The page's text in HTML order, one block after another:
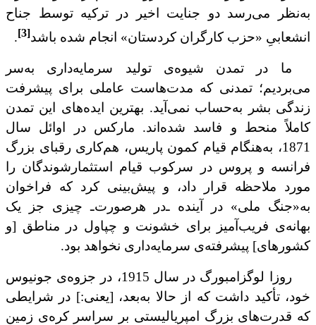
به‌نظر می‌رسد دو جنایت اخیر در ترکیه توسط جناح
انشعابیِ «حزب کارگران کردستان» انجام شده باشد[3]
.
ما در تمدن شیوه‌ی تولید سرمایه‌داری به‌سر
می‌بردیم؛ تمدنی که مدت‌هاست عاملی برای پیشرفت
زندگی بشر به‌حساب نمی‌آید. بهترین ایده‌های این تمدن
کاملاً منحط و فاسد شده‌اند. مارکس در اوائل سال
1871، به‌‌هنگام قیام کمون پاریس، ‌هم‌کاری رقبای بزرگ
فرانسه و پروس در سرکوب قیام استثمارشوندگان را
مورد ملاحظه قرار داد، و پیش‌بینی کرد که فراخوان
به«جنگ ملی» در آینده ـ‌در هرصورت‌ـ چیزی ‌جز یک
بهانه‌ی فریب‌آمیز برای خشونت و چپاول در مناطق [و
کشورهای] پیشرفته‌ی سرمایه‌داری نخواهد بود.
روزا لوگزامبورگ در سال 1915، در جزوه‌ی جونیوس
خود، تأکید داشت که از حالا به‌بعد، [یعنی:] در شرایطی
که قدرت‌های بزرگ امپریالیستی بر سراسر کره‌ی زمین